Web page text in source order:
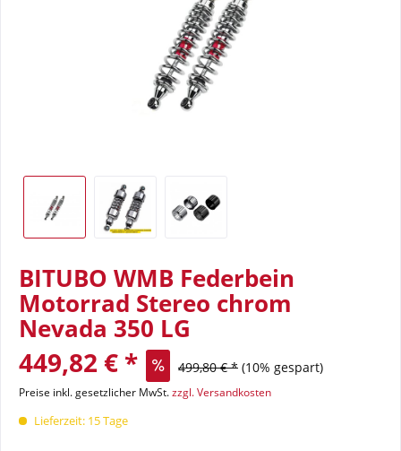
BITUBO WMB Federbein
Motorrad Stereo chrom
Nevada 350 LG
449,82 € * 499,80 € * (10% gespart)
Preise inkl. gesetzlicher MwSt.zzgl. Versandkosten
Lieferzeit: 15 Tage